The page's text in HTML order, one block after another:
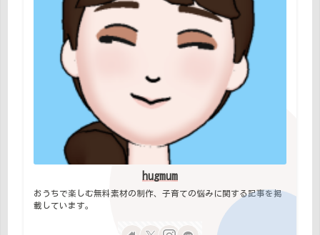
hugmum
おうちで楽しむ無料素材の制作、子育ての悩みに関する記事を掲
載しています。